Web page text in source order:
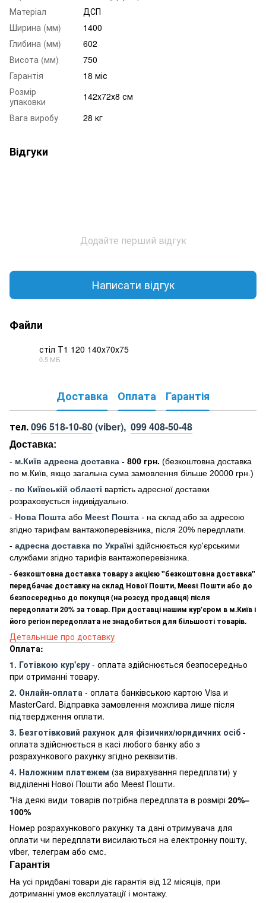
Матеріал
ДСП
Ширина (мм)
1400
Глибина (мм)
602
Висота (мм)
750
Гарантія
18 міс
Розмір
упаковки
142х72х8 см
Вага виробу
28 кг
Відгуки
Додайте перший відгук
Написати відгук
Файли
стіл Т1 120 140х70х75
0.5 МБ
Доставка Оплата Гарантія
тел.096 518-10-80(viber), 099 408-50-48
Доставка:
- м.Київ адресна доставка - 800 грн. (безкоштовна доставка
по м.Київ, якщо загальна сума замовлення більше 20000 грн .)
- по Київській області вартість адресної доставки
розраховується індивідуально.
- Нова Пошта або Meest Пошта - на склад або за адресою
згідно тарифам вантажоперевізника, після 20% передплати.
- адресна доставка по Україні здійснюється кур'єрськими
службами згідно тарифів вантажоперевізника.
- безкоштовна доставка товару з акцією "безкоштовна доставка"
передбачає доставку на склад Нової Пошти, Meest Пошти або до
безпосередньо до покупця (на розсуд продавця) після
передоплати 20% за товар. При доставці нашим кур'єром в м.Київ і
його регіон передоплата не знадобиться для більшості товарів.
Детальніше про доставку
Оплата:
1. Готівкою кур'єру - оплата здійснюється безпосередньо
при отриманні товару.
2. Онлайн-оплата - оплата банківською картою Visa и
MasterCard. Відправка замовлення можлива лише після
підтвердження оплати.
3. Безготівковий рахунок для фізичних/юридичних осіб -
оплата здійснюється в касі любого банку або з
розрахункового рахунку згідно реквізитів.
4. Наложним платежем (за вирахування передплати) у
відділенні Нової Пошти або Meest Пошти.
*На деякі види товарів потрібна передплата в розмірі 20%–
100%
Номер розрахункового рахунку та дані отримувача для
оплати чи передплати висилаються на електронну пошту,
viber, телеграм або смс.
Гарантія
На усі придбані товари діє гарантія від 12 місяців, при
дотриманні умов експлуатації і монтажу.